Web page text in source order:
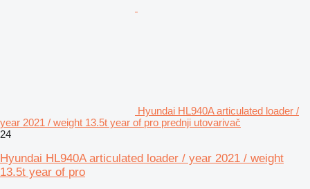
Hyundai HL940A articulated loader /
year 2021 / weight 13.5t year of pro prednji utovarivač
24
Hyundai HL940A articulated loader / year 2021 / weight
13.5t year of pro